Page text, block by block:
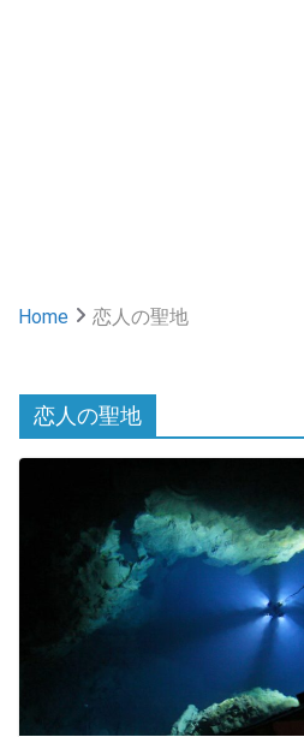
Home 恋人の聖地
恋人の聖地